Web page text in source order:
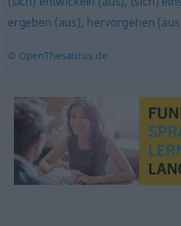
ergeben (aus), hervorgehen
© OpenThesaurus.de